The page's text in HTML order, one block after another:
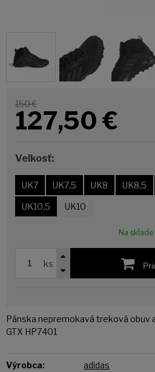
150 €
127,50 €
Veľkosť:
UK7 UK7,5 UK8 UK8,5
UK10,5 UK10
Na sklade
ks
Pánska nepremokavá treková obuv
GTX HP7401
Výrobca: adidas